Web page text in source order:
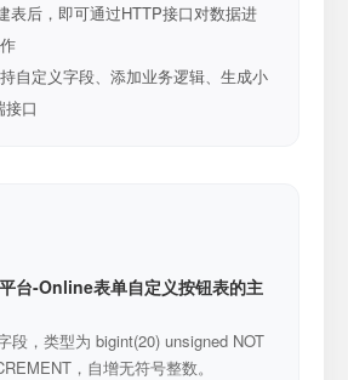
表后，即可通过HTTP接口对数据进
自定义字段、添加业务逻辑、生成小
口
台-Online表单自定义按钮表的主
段，类型为 bigint(20) unsigned NOT
，自增无符号整数。